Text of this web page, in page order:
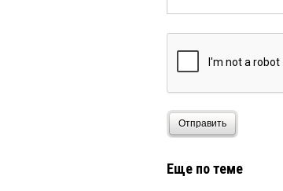
Отправить
Еще по теме